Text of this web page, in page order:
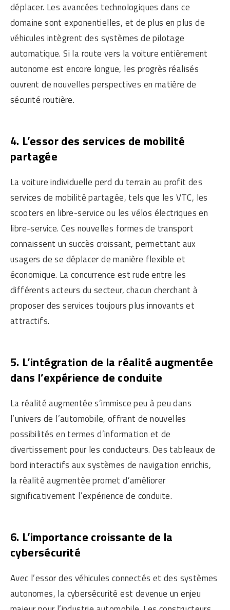
déplacer. Les avancées technologiques dans ce
domaine sont exponentielles, et de plus en plus de
véhicules intègrent des systèmes de pilotage
automatique. Si la route vers la voiture entièrement
autonome est encore longue, les progrès réalisés
ouvrent de nouvelles perspectives en matière de
sécurité routière.
4. L’essor des services de mobilité
partagée
La voiture individuelle perd du terrain au profit des
services de mobilité partagée, tels que les VTC, les
scooters en libre-service ou les vélos électriques en
libre-service. Ces nouvelles formes de transport
connaissent un succès croissant, permettant aux
usagers de se déplacer de manière flexible et
économique. La concurrence est rude entre les
différents acteurs du secteur, chacun cherchant à
proposer des services toujours plus innovants et
attractifs.
5. L’intégration de la réalité augmentée
dans l’expérience de conduite
La réalité augmentée s’immisce peu à peu dans
l’univers de l’automobile, offrant de nouvelles
possibilités en termes d’information et de
divertissement pour les conducteurs. Des tableaux de
bord interactifs aux systèmes de navigation enrichis,
la réalité augmentée promet d’améliorer
significativement l’expérience de conduite.
6. L’importance croissante de la
cybersécurité
Avec l’essor des véhicules connectés et des systèmes
autonomes, la cybersécurité est devenue un enjeu